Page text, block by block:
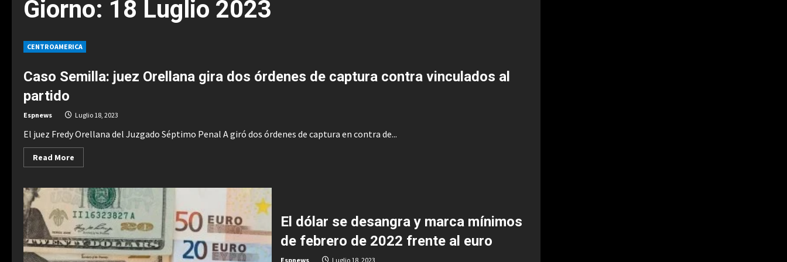
Giorno: 18 Luglio 2023
CENTROAMERICA
Caso Semilla: juez Orellana gira dos órdenes de captura contra vinculados al
partido
Espnews Luglio 18, 2023
El juez Fredy Orellana del Juzgado Séptimo Penal A giró dos órdenes de captura en contra de...
Read More
more
Semilla:
juez
Orellana
gira
dos
órdenes
de
captura
contra
El dólar se desangra y marca mínimos
de febrero de 2022 frente al euro
Espnews Luglio 18, 2023